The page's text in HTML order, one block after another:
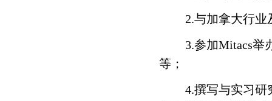
2.与加拿大行业
3.参加Mitacs举
等；
4.撰写与实习研